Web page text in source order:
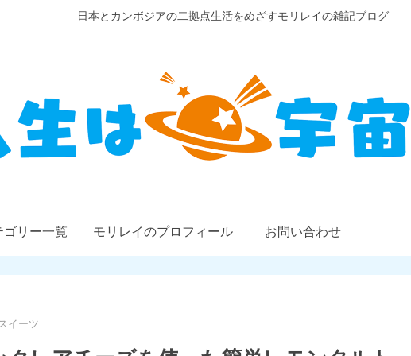
日本とカンボジアの二拠点生活をめざすモリレイの雑記ブログ
ゴリー一覧 モリレイのプロフィール お問い合わせ
スイーツ